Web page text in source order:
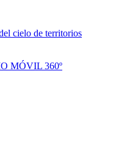
cielo de territorios
MÓVIL 360º